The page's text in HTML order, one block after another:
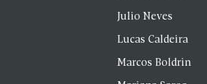
Julio Neves
Lucas Caldeira
Marcos Boldrin